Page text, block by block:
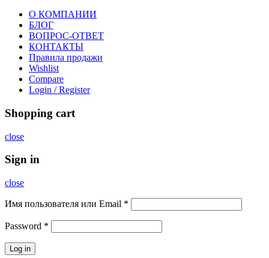
О КОМПАНИИ
БЛОГ
ВОПРОС-ОТВЕТ
КОНТАКТЫ
Правила продажи
Wishlist
Compare
Login / Register
Shopping cart
close
Sign in
close
Имя пользователя или Email *
Password *
Log in